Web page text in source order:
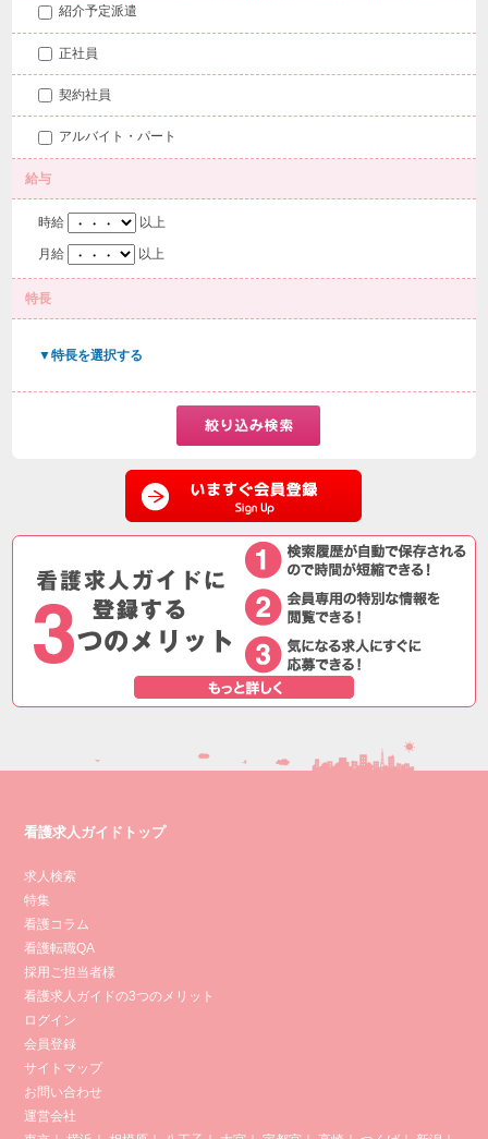
紹介予定派遣
正社員
契約社員
アルバイト・パート
給与
時給 以上
月給 以上
特長
▼特長を選択する
看護求人ガイドトップ
求人検索
特集
看護コラム
看護転職QA
採用ご担当者様
看護求人ガイドの3つのメリット
ログイン
会員登録
サイトマップ
お問い合わせ
運営会社